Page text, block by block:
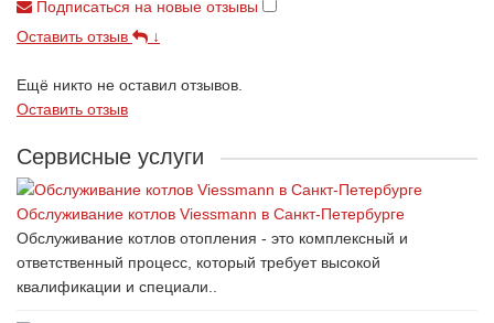
Подписаться на новые отзывы
Оставить отзыв
↓
Ещё никто не оставил отзывов.
Оставить отзыв
Сервисные услуги
Обслуживание котлов Viessmann в Санкт-Петербурге
Обслуживание котлов отопления - это комплексный и
ответственный процесс, который требует высокой
квалификации и специали..